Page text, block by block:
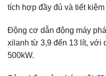
tích hợp đầy đủ và tiết kiệm
Động cơ dẫn động máy
xilanh từ 3,9 đến 13 lít, với
500kW.